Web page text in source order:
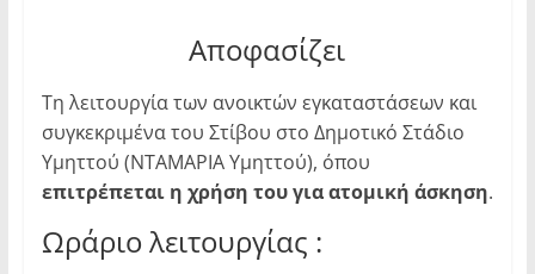
Αποφασίζει
Τη λειτουργία των ανοικτών εγκαταστάσεων και
συγκεκριμένα του Στίβου στο Δημοτικό Στάδιο
Υμηττού (ΝΤΑΜΑΡΙΑ Υμηττού), όπου
επιτρέπεται η χρήση του για ατομική άσκηση.
Ωράριο λειτουργίας :